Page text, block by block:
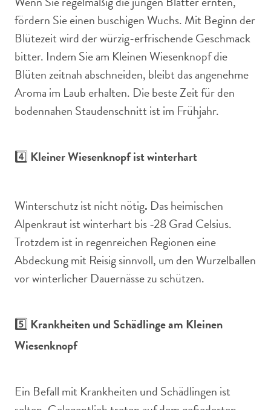
fördern Sie einen buschigen Wuchs. Mit Beginn der
Blütezeit wird der würzig-erfrischende Geschmack
bitter. Indem Sie am Kleinen Wiesenknopf die
Blüten zeitnah abschneiden, bleibt das angenehme
Aroma im Laub erhalten. Die beste Zeit für den
bodennahen Staudenschnitt ist im Frühjahr.
4️⃣ Kleiner Wiesenknopf ist winterhart
Winterschutz ist nicht nötig. Das heimischen
Alpenkraut ist winterhart bis -28 Grad Celsius.
Trotzdem ist in regenreichen Regionen eine
Abdeckung mit Reisig sinnvoll, um den Wurzelballen
vor winterlicher Dauernässe zu schützen.
5️⃣ Krankheiten und Schädlinge am Kleinen
Wiesenknopf
Ein Befall mit Krankheiten und Schädlingen ist